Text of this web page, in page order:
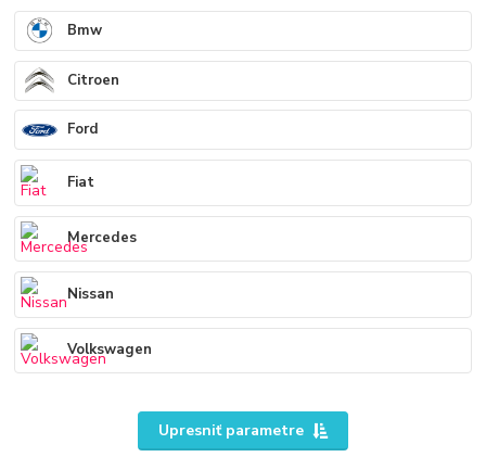
Bmw
Citroen
Ford
Fiat
Mercedes
Nissan
Volkswagen
Upresniť parametre